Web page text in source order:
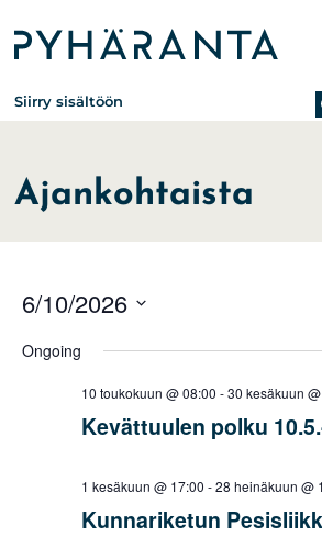
Etusivu
Siirry sisältöön
Ajankohtaista
6/10/2026
date.
Ongoing
10 toukokuun @ 08:00 -30 kesäkuun
Kevättuulen polku
1 kesäkuun @ 17:00 -28 heinäkuun @
Kunnariketun